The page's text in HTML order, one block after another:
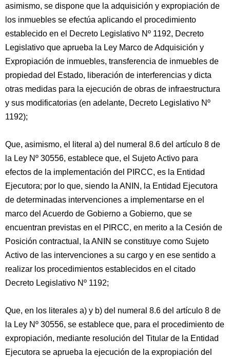
asimismo, se dispone que la adquisición y expropiación de
los inmuebles se efectúa aplicando el procedimiento
establecido en el Decreto Legislativo Nº 1192, Decreto
Legislativo que aprueba la Ley Marco de Adquisición y
Expropiación de inmuebles, transferencia de inmuebles de
propiedad del Estado, liberación de interferencias y dicta
otras medidas para la ejecución de obras de infraestructura
y sus modificatorias (en adelante, Decreto Legislativo Nº
1192);
Que, asimismo, el literal a) del numeral 8.6 del artículo 8 de
la Ley Nº 30556, establece que, el Sujeto Activo para
efectos de la implementación del PIRCC, es la Entidad
Ejecutora; por lo que, siendo la ANIN, la Entidad Ejecutora
de determinadas intervenciones a implementarse en el
marco del Acuerdo de Gobierno a Gobierno, que se
encuentran previstas en el PIRCC, en merito a la Cesión de
Posición contractual, la ANIN se constituye como Sujeto
Activo de las intervenciones a su cargo y en ese sentido a
realizar los procedimientos establecidos en el citado
Decreto Legislativo Nº 1192;
Que, en los literales a) y b) del numeral 8.6 del artículo 8 de
la Ley Nº 30556, se establece que, para el procedimiento de
expropiación, mediante resolución del Titular de la Entidad
Ejecutora se aprueba la ejecución de la expropiación del